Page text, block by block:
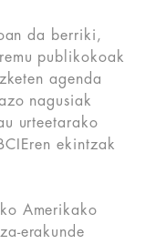
da berriki,
publikokoak
agenda
nagusiak
urteetarako
ekintzak
Amerikako
erakunde